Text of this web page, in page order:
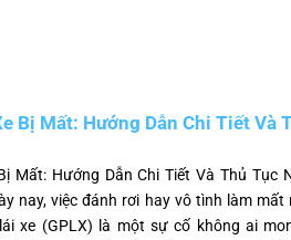
Bị Mất: Hướng Dẫn Chi Tiết Và
Mất: Hướng Dẫn Chi Tiết Và Thủ Tục
nay, việc đánh rơi hay vô tình làm
xe (GPLX) là một sự cố không ai